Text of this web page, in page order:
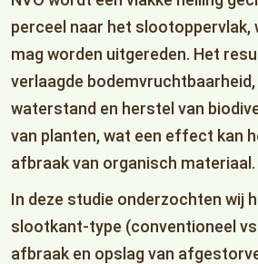
perceel naar het slootoppervlak,
mag worden uitgereden. Het
verlaagde
waterstand en herstel van
van planten, wat een effect kan
afbraak van organisch materiaal.
In deze studie onderzochten wij
slootkant-type (conventioneel
afbraak en opslag van